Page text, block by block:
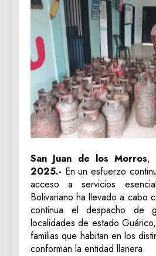
San Juan de los Morros,
2025.- En un esfuerzo
acceso a servicios
Bolivariano ha llevado a cabo
continua el despacho de
localidades de estado
familias que habitan en los
conforman la entidad llanera.